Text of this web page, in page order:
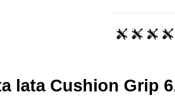
lata Cushion Grip